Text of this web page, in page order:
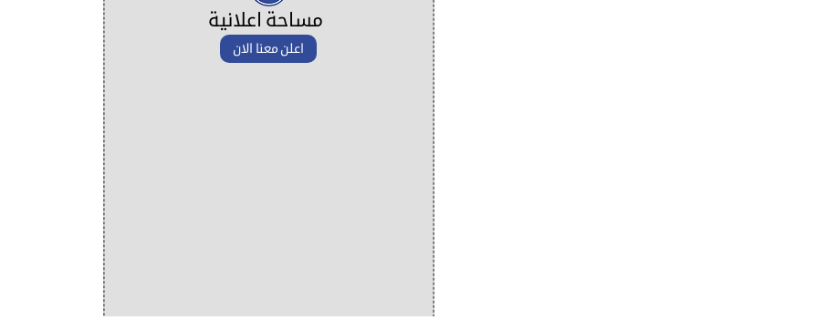
مساحة اعلانية
اعلن معنا الان